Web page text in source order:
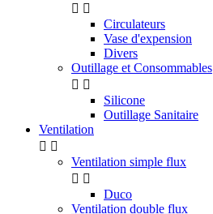
 
Circulateurs
Vase d'expension
Divers
Outillage et Consommables
 
Silicone
Outillage Sanitaire
Ventilation
 
Ventilation simple flux
 
Duco
Ventilation double flux